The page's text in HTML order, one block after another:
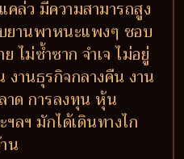
ล่ว มีความสามารถสูง
ยานพาหนะแพงๆ ชอบ
ไม่ซ้ำซาก จำเจ ไม่อยู่
งานธุรกิจกลางคืน งาน
าด การลงทุน หุ้น
ลฯ มักได้เดินทางไก
น